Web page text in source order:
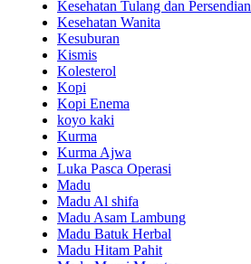
Kesehatan Tulang dan Persendian
Kesehatan Wanita
Kesuburan
Kismis
Kolesterol
Kopi
Kopi Enema
koyo kaki
Kurma
Kurma Ajwa
Luka Pasca Operasi
Madu
Madu Al shifa
Madu Asam Lambung
Madu Batuk Herbal
Madu Hitam Pahit